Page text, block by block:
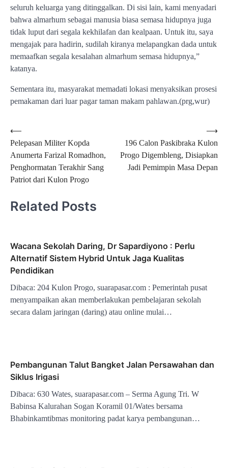
seluruh keluarga yang ditinggalkan. Di sisi lain, kami menyadari
bahwa almarhum sebagai manusia biasa semasa hidupnya juga
tidak luput dari segala kekhilafan dan kealpaan. Untuk itu, saya
mengajak para hadirin, sudilah kiranya melapangkan dada untuk
memaafkan segala kesalahan almarhum semasa hidupnya,”
katanya.
Sementara itu, masyarakat memadati lokasi menyaksikan prosesi
pemakaman dari luar pagar taman makam pahlawan.(prg,wur)
Navigasi
pos
⟵
Pelepasan Militer Kopda
Anumerta Farizal Romadhon,
Penghormatan Terakhir Sang
Patriot dari Kulon Progo
196 Calon Paskibraka Kulon
Progo Digembleng, Disiapkan
Jadi Pemimpin Masa Depan
⟶
Related Posts
Wacana Sekolah Daring, Dr Sapardiyono : Perlu
Alternatif Sistem Hybrid Untuk Jaga Kualitas
Pendidikan
Dibaca: 204 Kulon Progo, suarapasar.com : Pemerintah pusat
menyampaikan akan memberlakukan pembelajaran sekolah
secara dalam jaringan (daring) atau online mulai…
Pembangunan Talut Bangket Jalan Persawahan dan
Siklus Irigasi
Dibaca: 630 Wates, suarapasar.com – Serma Agung Tri. W
Babinsa Kalurahan Sogan Koramil 01/Wates bersama
Bhabinkamtibmas monitoring padat karya pembangunan…